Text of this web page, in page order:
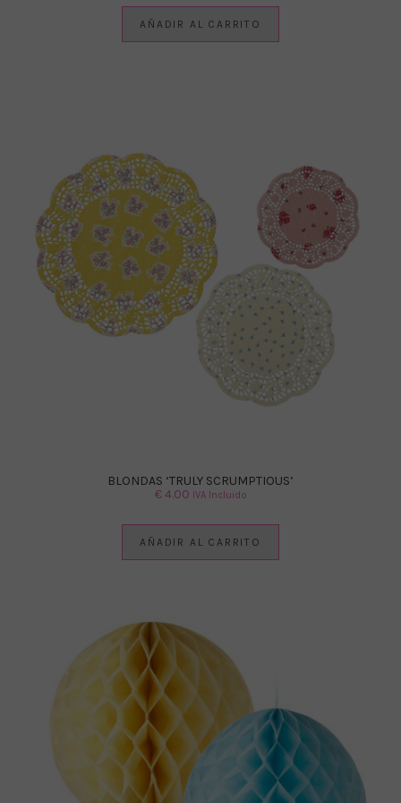
AÑADIR AL CARRITO
BLONDAS ‘TRULY SCRUMPTIOUS’
€4.00 IVA Incluido
AÑADIR AL CARRITO